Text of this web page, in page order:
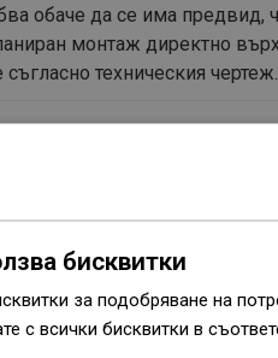
обаче да се има предвид,
монтаж директно
техническия чертеж.
Система Uni-
бисквитки
за подобряване на
с всички бисквитки в